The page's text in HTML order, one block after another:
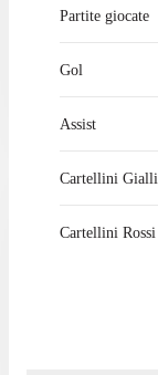
Partite giocate
Gol
Assist
Cartellini Gialli
Cartellini Rossi